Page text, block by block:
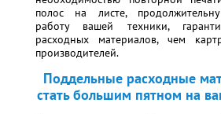
полос на листе,
работу вашей техники,
расходных материалов, чем
производителей.
Поддельные расходные
стать большим пятном на